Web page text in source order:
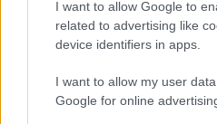
I want to allow Google to
related to advertising like
device identifiers in apps.
I want to allow my user
Google for online
Εύχομαι να σε Έχει Καλά ο
Απαντήστε